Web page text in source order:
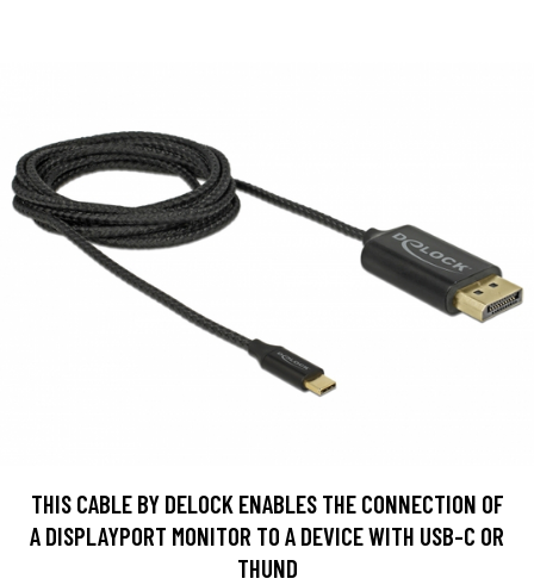
THIS CABLE BY DELOCK ENABLES THE CONNECTION OF
A DISPLAYPORT MONITOR TO A DEVICE WITH USB-C OR
THUND